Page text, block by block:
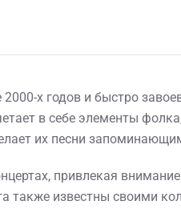
х годов и быстро
в себе элементы
их песни
привлекая
также известны своими